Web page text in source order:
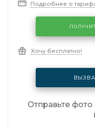
Подробнее о
Хочу бесплатно!
Отправьте